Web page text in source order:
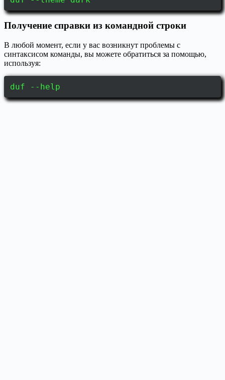
Получение справки из командной строки
В любой момент, если у вас возникнут проблемы с
синтаксисом команды, вы можете обратиться за помощью,
используя:
duf --help